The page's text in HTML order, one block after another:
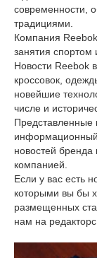
современности,
традициями.
Компания
занятия спортом
Новости Reebok
кроссовок,
новейшие
числе и
новостей
компанией.
Если у вас есть
которыми вы бы
размещенных
нам на